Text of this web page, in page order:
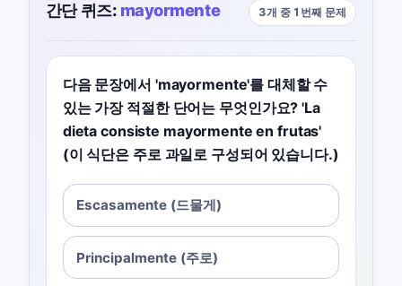
간단 퀴즈: mayormente 3개 중 1번째 문제
다음 문장에서 'mayormente'를 대체할 수
있는 가장 적절한 단어는 무엇인가요? 'La
dieta consiste mayormente en frutas'
(이 식단은 주로 과일로 구성되어 있습니다.)
Escasamente (드물게)
Principalmente (주로)